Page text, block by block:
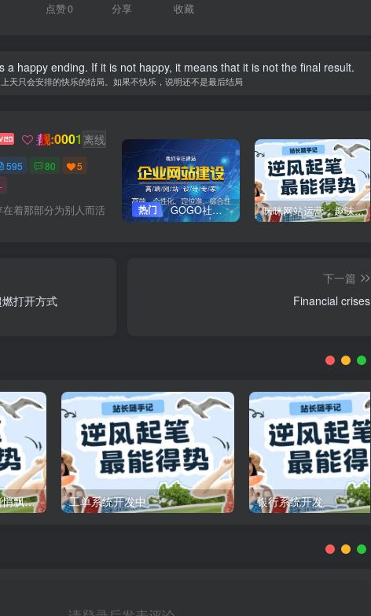
点赞0 分享 收藏
a happy ending. If it is not happy, it means that it is not the final result.
上天只会安排的快乐的结局。如果不快乐，说明还不是最后结局
关注
靓:0001 离线
595 80
5
着那部分为别人而活
热门 GOGO社区网站搭建(自助服务) 咪咪网站运营：趣味性悄悄飘起的成功风头
打开方式
下一篇
Financial crises
咪咪网站运营：趣味性悄悄飘起的成功风头 工单系统开发中 银行系统开发